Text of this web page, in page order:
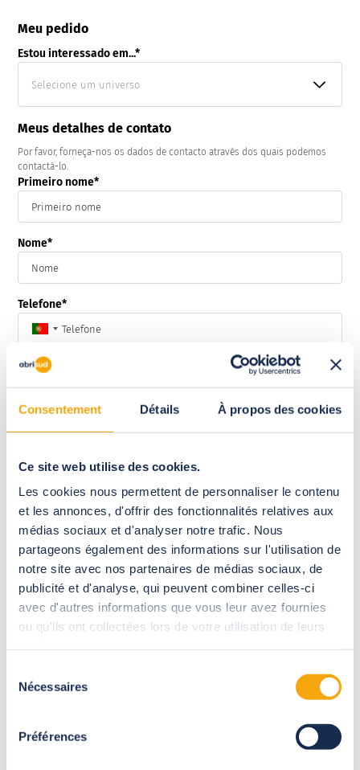
Consentement Détails À propos des cookies
Ce site web utilise des cookies.
Les cookies nous permettent de personnaliser le contenu
et les annonces, d'offrir des fonctionnalités relatives aux
médias sociaux et d'analyser notre trafic. Nous
partageons également des informations sur l'utilisation de
notre site avec nos partenaires de médias sociaux, de
publicité et d'analyse, qui peuvent combiner celles-ci
avec d'autres informations que vous leur avez fournies
ou qu'ils ont collectées lors de votre utilisation de leurs
Nécessaires
Préférences
Meu pedido
Estou interessado em...
Selecione um universo
Meus detalhes de contato
Por favor, forneça-nos os dados de contacto através dos quais podemos
contactá-lo.
Primeiro nome
Nome
Telefone
Email
Para ser alertado sobre dias abertos perto de você e receber nossas ofertas
Localização geográfica
Aceito que as informações inseridas sejam utilizadas no contexto do
meu pedido e da relação comercial que dele possa resultar.
Para obter mais informações sobre seus direitos de TI e
LiberdadeClique aqui
Cobertura de piscina alta e curva
independente
Store Cefiro